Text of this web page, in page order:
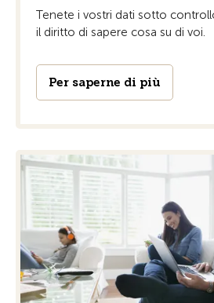
Tenete i vostri dati sotto
il diritto di sapere cosa su di voi.
Per saperne di più